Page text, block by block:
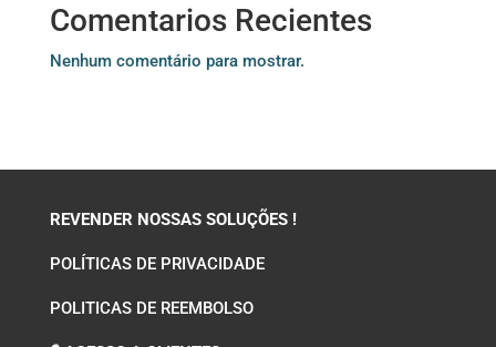
Comentarios Recientes
Nenhum comentário para mostrar.
REVENDER NOSSAS SOLUÇÕES !
POLÍTICAS DE PRIVACIDADE
POLITICAS DE REEMBOLSO